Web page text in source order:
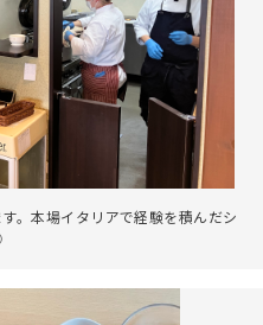
。本場イタリアで経験を積んだシ